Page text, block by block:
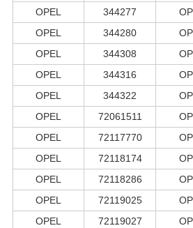
OPEL
344277
OPEL
344280
OPEL
344308
OPEL
344316
OPEL
344322
OPEL
72061511
OPEL
72117770
OPEL
72118174
OPEL
72118286
OPEL
72119025
OPEL
72119027